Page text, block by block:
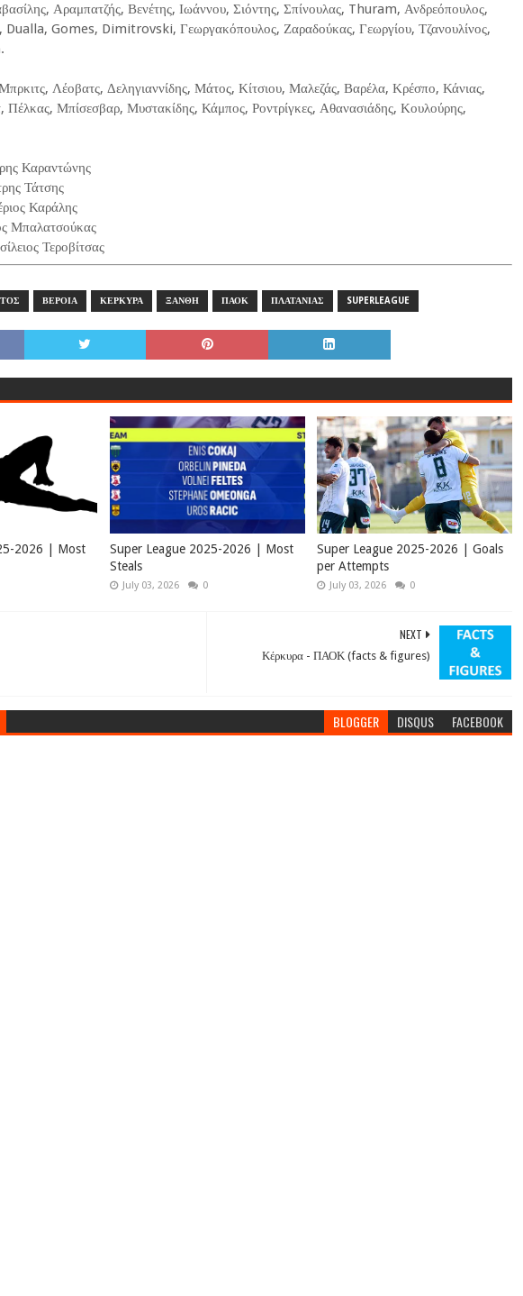
Αραμπατζής, Βενέτης, Ιωάννου, Σιόντης, Σπίνουλας, Thuram, Ανδρεόπουλος,
Dualla, Gomes, Dimitrovski, Γεωργακόπουλος, Ζαραδούκας, Γεωργίου, Τζανουλίνος,
Λέοβατς, Δεληγιαννίδης, Μάτος, Κίτσιου, Μαλεζάς, Βαρέλα, Κρέσπο, Κάνιας,
Πέλκας, Μπίσεσβαρ, Μυστακίδης, Κάμπος, Ροντρίγκες, Αθανασιάδης, Κουλούρης,
Καραντώνης
Τάτσης
Καράλης
Μπαλατσούκας
Τεροβίτσας
ΒΕΡΟΙΑ ΚΕΡΚΥΡΑ ΞΑΝΘΗ ΠΑΟΚ ΠΛΑΤΑΝΙΑΣ SUPERLEAGUE
2026 | Most
Super League 2025-2026 | Most
Steals
July 03, 2026 0
Super League 2025-2026 | Goals
per Attempts
July 03, 2026 0
NEXT
Κέρκυρα - ΠΑΟΚ (facts & figures)
BLOGGER DISQUS FACEBOOK